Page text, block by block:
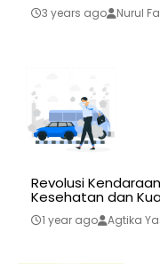
3 years ago Nurul
Revolusi
Kesehatan dan
1 year ago Agtika